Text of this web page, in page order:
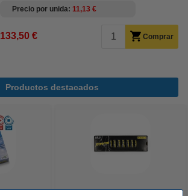
Precio por unida 11,13 €
133,50 € Comprar
Productos destacados